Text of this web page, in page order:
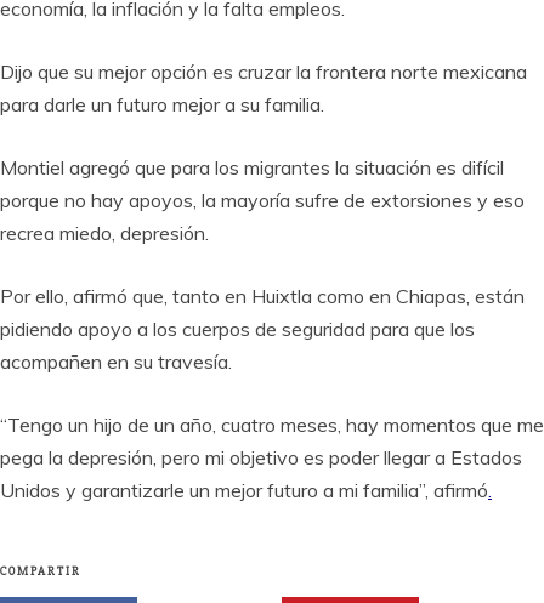
economía, la inflación y la falta empleos.
Dijo que su mejor opción es cruzar la frontera norte mexicana
para darle un futuro mejor a su familia.
Montiel agregó que para los migrantes la situación es difícil
porque no hay apoyos, la mayoría sufre de extorsiones y eso
recrea miedo, depresión.
Por ello, afirmó que, tanto en Huixtla como en Chiapas, están
pidiendo apoyo a los cuerpos de seguridad para que los
acompañen en su travesía.
“Tengo un hijo de un año, cuatro meses, hay momentos que me
pega la depresión, pero mi objetivo es poder llegar a Estados
Unidos y garantizarle un mejor futuro a mi familia”, afirmó
COMPARTIR